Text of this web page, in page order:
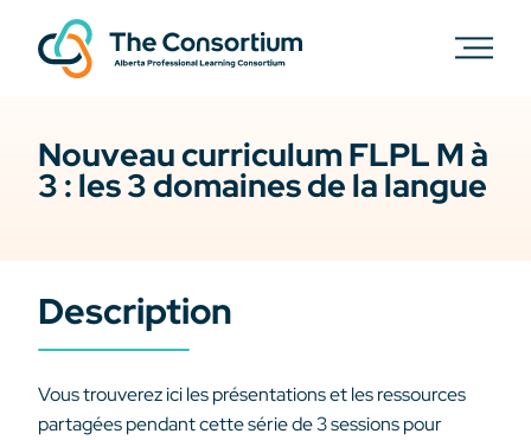
Nouveau curriculum FLPL M à
3 : les 3 domaines de la langue
Description
Vous trouverez ici les présentations et les ressources
partagées pendant cette série de 3 sessions pour